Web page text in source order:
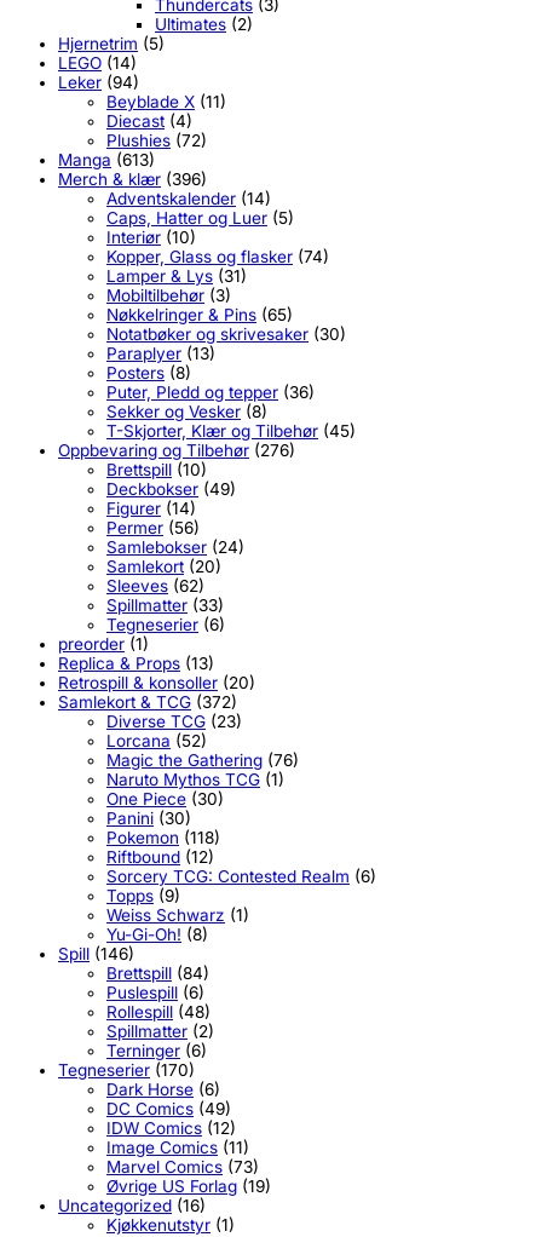
Thundercats (3)
Ultimates (2)
Hjernetrim (5)
LEGO (14)
Leker (94)
Beyblade X (11)
Diecast (4)
Plushies (72)
Manga (613)
Merch & klær (396)
Adventskalender (14)
Caps, Hatter og Luer (5)
Interiør (10)
Kopper, Glass og flasker (74)
Lamper & Lys (31)
Mobiltilbehør (3)
Nøkkelringer & Pins (65)
Notatbøker og skrivesaker (30)
Paraplyer (13)
Posters (8)
Puter, Pledd og tepper (36)
Sekker og Vesker (8)
T-Skjorter, Klær og Tilbehør (45)
Oppbevaring og Tilbehør (276)
Brettspill (10)
Deckbokser (49)
Figurer (14)
Permer (56)
Samlebokser (24)
Samlekort (20)
Sleeves (62)
Spillmatter (33)
Tegneserier (6)
preorder (1)
Replica & Props (13)
Retrospill & konsoller (20)
Samlekort & TCG (372)
Diverse TCG (23)
Lorcana (52)
Magic the Gathering (76)
Naruto Mythos TCG (1)
One Piece (30)
Panini (30)
Pokemon (118)
Riftbound (12)
Sorcery TCG: Contested Realm (6)
Topps (9)
Weiss Schwarz (1)
Yu-Gi-Oh! (8)
Spill (146)
Brettspill (84)
Puslespill (6)
Rollespill (48)
Spillmatter (2)
Terninger (6)
Tegneserier (170)
Dark Horse (6)
DC Comics (49)
IDW Comics (12)
Image Comics (11)
Marvel Comics (73)
Øvrige US Forlag (19)
Uncategorized (16)
Kjøkkenutstyr (1)